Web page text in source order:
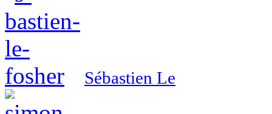
Sébastien Le